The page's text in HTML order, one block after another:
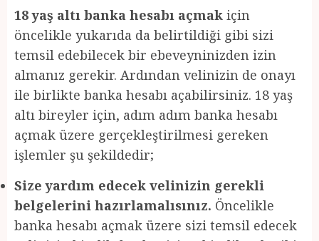
18 yaş altı banka hesabı açmak için
öncelikle yukarıda da belirtildiği gibi sizi
temsil edebilecek bir ebeveyninizden izin
almanız gerekir. Ardından velinizin de onayı
ile birlikte banka hesabı açabilirsiniz. 18 yaş
altı bireyler için, adım adım banka hesabı
açmak üzere gerçekleştirilmesi gereken
işlemler şu şekildedir;
Size yardım edecek velinizin gerekli
belgelerini hazırlamalısınız. Öncelikle
banka hesabı açmak üzere sizi temsil edecek